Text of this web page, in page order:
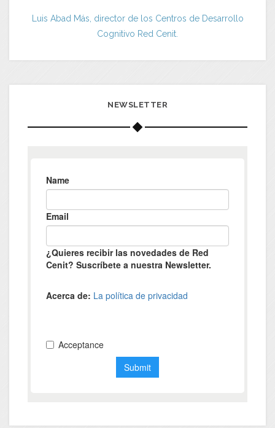
Luis Abad Más, director de los Centros de Desarrollo
Cognitivo Red Cenit.
NEWSLETTER